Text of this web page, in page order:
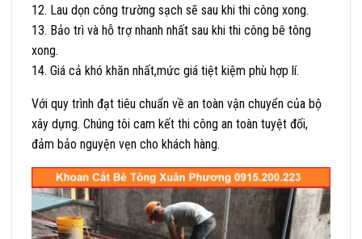
12. Lau dọn công trường sạch sẽ sau khi thi công xong.
13. Bảo trì và hỗ trợ nhanh nhất sau khi thi công bê tông
xong.
14. Giá cả khó khăn nhất,mức giá tiệt kiệm phù hợp lí.
Với quy trình đạt tiêu chuẩn về an toàn vận chuyển của bộ
xây dựng. Chúng tôi cam kết thi công an toàn tuyệt đối,
đảm bảo nguyện vẹn cho khách hàng.